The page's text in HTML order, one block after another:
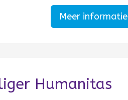
Meer informatie
Humanitas